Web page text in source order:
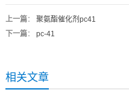
上一篇： 聚氨酯催化剂pc41
下一篇： pc-41
相关文章